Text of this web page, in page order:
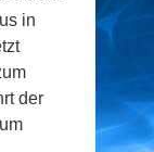
in
der